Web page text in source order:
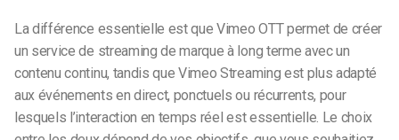
La différence essentielle est que Vimeo OTT permet de créer
un service de streaming de marque à long terme avec un
contenu continu, tandis que Vimeo Streaming est plus adapté
aux événements en direct, ponctuels ou récurrents, pour
lesquels l’interaction en temps réel est essentielle. Le choix